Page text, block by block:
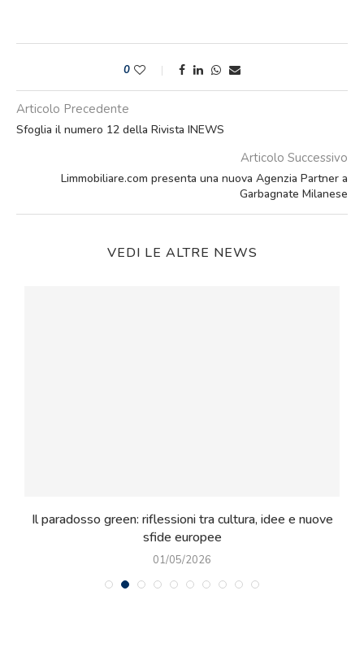
0
Articolo Precedente
Sfoglia il numero 12 della Rivista INEWS
Articolo Successivo
Limmobiliare.com presenta una nuova Agenzia Partner a
Garbagnate Milanese
VEDI LE ALTRE NEWS
Il paradosso green: riflessioni tra cultura, idee e nuove
sfide europee
01/05/2026